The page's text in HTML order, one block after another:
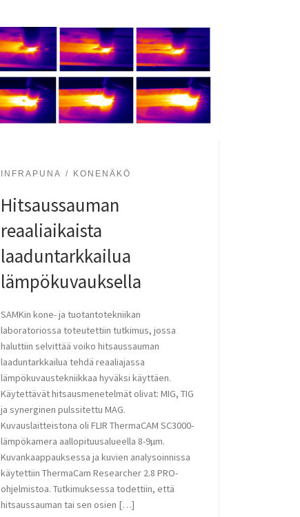
INFRAPUNA KONENÄKÖ
Hitsaussauman
reaaliaikaista
laaduntarkkailua
lämpökuvauksella
SAMKin kone- ja tuotantotekniikan
laboratoriossa toteutettiin tutkimus, jossa
haluttiin selvittää voiko hitsaussauman
laaduntarkkailua tehdä reaaliajassa
lämpökuvaustekniikkaa hyväksi käyttäen.
Käytettävät hitsausmenetelmät olivat: MIG, TIG
ja synerginen pulssitettu MAG.
Kuvauslaitteistona oli FLIR ThermaCAM SC3000-
lämpökamera aallopituusalueella 8-9µm.
Kuvankaappauksessa ja kuvien analysoinnissa
käytettiin ThermaCam Researcher 2.8 PRO-
ohjelmistoa. Tutkimuksessa todettiin, että
hitsaussauman tai sen osien […]